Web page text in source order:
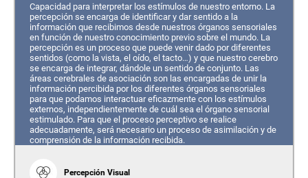
Capacidad para interpretar los estímulos de nuestro entorno. La
percepción se encarga de identificar y dar sentido a la
información que recibimos desde nuestros órganos sensoriales
en función de nuestro conocimiento previo sobre el mundo. La
percepción es un proceso que puede venir dado por diferentes
sentidos (como la vista, el oído, el tacto…) y que nuestro cerebro
se encarga de integrar, dándole un sentido de conjunto. Las
áreas cerebrales de asociación son las encargadas de unir la
información percibida por los diferentes órganos sensoriales
para que podamos interactuar eficazmente con los estímulos
externos, independientemente de cuál sea el órgano sensorial
estimulado. Para que el proceso perceptivo se realice
adecuadamente, será necesario un proceso de asimilación y de
comprensión de la información recibida.
Percepción Visual